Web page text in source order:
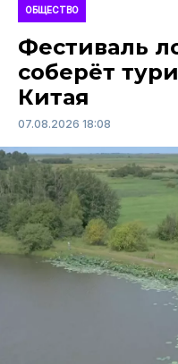
ОБЩЕСТВО
Фестиваль
соберёт
Китая
07.08.2026 18:08